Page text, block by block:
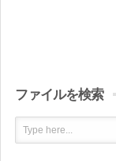
ファイルを検索